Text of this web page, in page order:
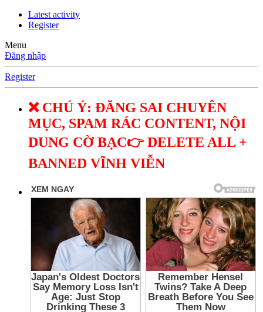
Latest activity
Register
Menu
Đăng nhập
Register
❌ CHÚ Ý: ĐĂNG SAI CHUYÊN
MỤC, SPAM RÁC CONTENT, NỘI
DUNG CỜ BẠC👉 DELETE ALL +
BANNED VĨNH VIỄN